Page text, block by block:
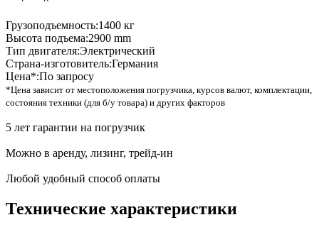
Грузоподъемность:1400 кг
Высота подъема:2900 mm
Тип двигателя:Электрический
Страна-изготовитель:Германия
Цена*:По запросу
*Цена зависит от местоположения погрузчика, курсов валют, комплектации,
состояния техники (для б/у товара) и других факторов
5 лет гарантии на погрузчик
Можно в аренду, лизинг, трейд-ин
Любой удобный способ оплаты
Технические характеристики